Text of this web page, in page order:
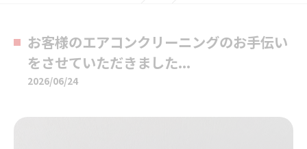
お客様のエアコンクリーニングのお手伝い
をさせていただきました...
2026/06/24